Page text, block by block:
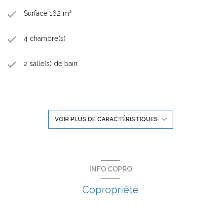
Surface 162 m²
4 chambre(s)
2 salle(s) de bain
1 salle(s) d'eau
VOIR PLUS DE CARACTÉRISTIQUES
INFO COPRO
Copropriété